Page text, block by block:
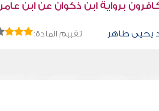
برواية ابن ذكوان عن ابن عامر
يحيى طاهر تقييم المادة: